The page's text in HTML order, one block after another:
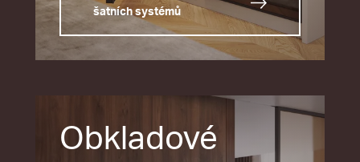
šatních systémů
Obkladové